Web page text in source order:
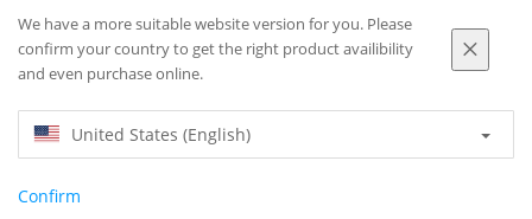
We have a more suitable website version for you. Please
confirm your country to get the right product availibility
and even purchase online.
United States (English)
Confirm